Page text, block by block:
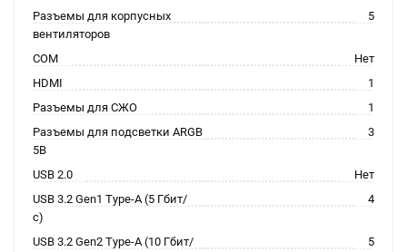
Разъемы для корпусных
вентиляторов
5
COM
Нет
HDMI
1
Разъемы для СЖО
1
Разъемы для подсветки ARGB
5В
3
USB 2.0
Нет
USB 3.2 Gen1 Type-A (5 Гбит/
с)
4
USB 3.2 Gen2 Type-A (10 Гбит/
5